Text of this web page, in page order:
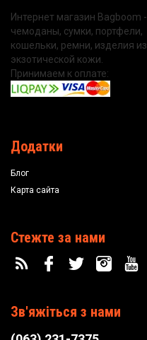
Интернет магазин Bagboom -
чемоданы, сумки, портфели,
кошельки, ремни, изделия из
экзотической кожи.
Принимаем к оплате:
Додатки
Блог
Карта сайта
Стежте за нами
Зв'яжіться з нами